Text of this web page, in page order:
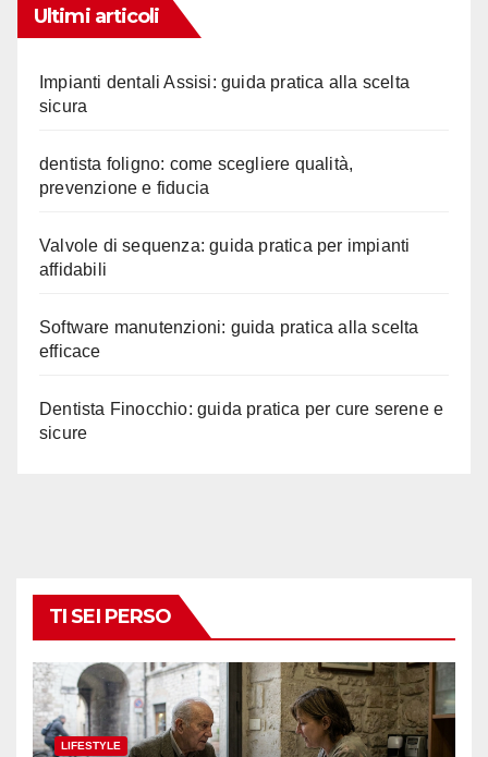
articoli
Ultimi articoli
Impianti dentali Assisi: guida pratica alla scelta
sicura
dentista foligno: come scegliere qualità,
prevenzione e fiducia
Valvole di sequenza: guida pratica per impianti
affidabili
Software manutenzioni: guida pratica alla scelta
efficace
Dentista Finocchio: guida pratica per cure serene e
sicure
TI SEI PERSO
LIFESTYLE